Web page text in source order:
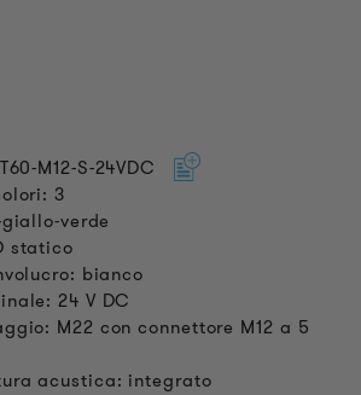
M12-S-24VDC
3
verde
statico
bianco
24 V DC
M22 con connettore M12 a 5
acustica: integrato